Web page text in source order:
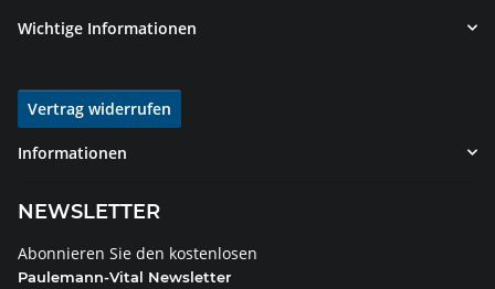
Wichtige Informationen
Vertrag widerrufen
Informationen
NEWSLETTER
Abonnieren Sie den kostenlosen
Paulemann-Vital Newsletter